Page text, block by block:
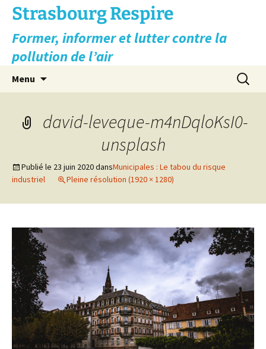
Aller
contenu
Strasbourg Respire
Former, informer et lutter contre la
pollution de l’air
Menu
david-leveque-m4nDqloKsI0-
unsplash
Publié le 23 juin 2020dansMunicipales : Le tabou du risque
industriel
Pleine résolution (1920 × 1280)